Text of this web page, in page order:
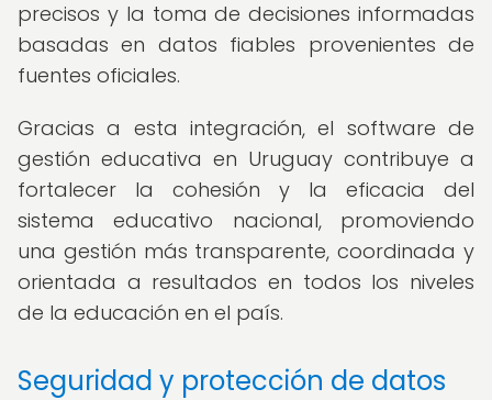
precisos y la toma de decisiones informadas
basadas en datos fiables provenientes de
fuentes oficiales.
Gracias a esta integración, el software de
gestión educativa en Uruguay contribuye a
fortalecer la cohesión y la eficacia del
sistema educativo nacional, promoviendo
una gestión más transparente, coordinada y
orientada a resultados en todos los niveles
de la educación en el país.
Seguridad y protección de datos